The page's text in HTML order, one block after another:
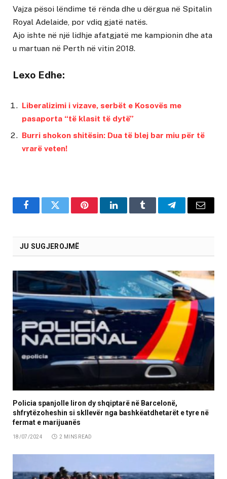
Vajza pësoi lëndime të rënda dhe u dërgua në Spitalin
Royal Adelaide, por vdiq gjatë natës.
Ajo ishte në një lidhje afatgjatë me kampionin dhe ata
u martuan në Perth në vitin 2018.
Lexo Edhe:
Liberalizimi i vizave, serbët e Kosovës me
pasaporta “të klasit të dytë”
Burri shokon shitësin: Dua të blej bar miu për të
vrarë veten!
FacebookTwitter PinterestLinkedInTumblr TelegramEmail
JU SUGJEROJMË
Policia spanjolle liron dy shqiptarë në Barcelonë,
shfrytëzoheshin si skllevër nga bashkëatdhetarët e tyre në
fermat e marijuanës
18/07/2024 2 MINS READ